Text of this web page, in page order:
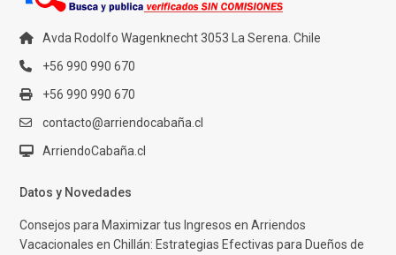
Avda Rodolfo Wagenknecht 3053 La Serena. Chile
+56 990 990 670
+56 990 990 670
contacto@arriendocabaña.cl
ArriendoCabaña.cl
Datos y Novedades
Consejos para Maximizar tus Ingresos en Arriendos
Vacacionales en Chillán: Estrategias Efectivas para Dueños de